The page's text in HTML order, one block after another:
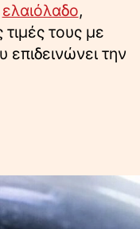
ελαιόλαδο,
τους με
την